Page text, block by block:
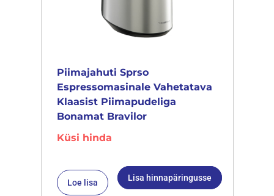
Piimajahuti Sprso
Espressomasinale Vahetatava
Klaasist Piimapudeliga
Bonamat Bravilor
Küsi hinda
Loe lisa Lisa hinnapäringusse